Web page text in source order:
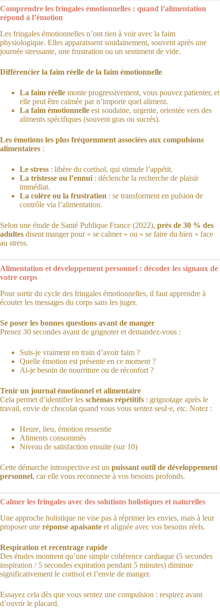
Comprendre les fringales émotionnelles : quand l’alimentation
répond à l’émotion
Les fringales émotionnelles n’ont rien à voir avec la faim
physiologique. Elles apparaissent soudainement, souvent après une
journée stressante, une frustration ou un sentiment de vide.
Différencier la faim réelle de la faim émotionnelle
La faim réelle monte progressivement, vous pouvez patienter, et
elle peut être calmée par n’importe quel aliment.
La faim émotionnelle est soudaine, urgente, orientée vers des
aliments spécifiques (souvent gras ou sucrés).
Les émotions les plus fréquemment associées aux compulsions
alimentaires :
Le stress : libère du cortisol, qui stimule l’appétit.
La tristesse ou l’ennui : déclenche la recherche de plaisir
immédiat.
La colère ou la frustration : se transforment en pulsion de
contrôle via l’alimentation.
Selon une étude de Santé Publique France (2022), près de 30 % des
adultes disent manger pour « se calmer » ou « se faire du bien » face
au stress.
Alimentation et développement personnel : décoder les signaux de
votre corps
Pour sortir du cycle des fringales émotionnelles, il faut apprendre à
écouter les messages du corps sans les juger.
Se poser les bonnes questions avant de manger
Prenez 30 secondes avant de grignoter et demandez-vous :
Suis-je vraiment en train d’avoir faim ?
Quelle émotion est présente en ce moment ?
Ai-je besoin de nourriture ou de réconfort ?
Tenir un journal émotionnel et alimentaire
Cela permet d’identifier les schémas répétitifs : grignotage après le
travail, envie de chocolat quand vous vous sentez seul·e, etc. Notez :
Heure, lieu, émotion ressentie
Aliments consommés
Niveau de satisfaction ensuite (sur 10)
Cette démarche introspective est un puissant outil de développement
personnel, car elle vous reconnecte à vos besoins profonds.
Calmer les fringales avec des solutions holistiques et naturelles
Une approche holistique ne vise pas à réprimer les envies, mais à leur
proposer une réponse apaisante et alignée avec vos besoins réels.
Respiration et recentrage rapide
Des études montrent qu’une simple cohérence cardiaque (5 secondes
inspiration / 5 secondes expiration pendant 5 minutes) diminue
significativement le cortisol et l’envie de manger.
Essayez cela dès que vous sentez une compulsion : respirez avant
d’ouvrir le placard.